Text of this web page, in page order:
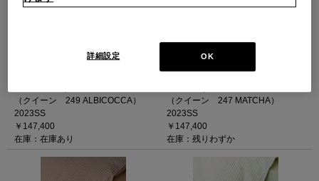
（クイーン 249 ALBICOCCA）
2023SS
￥147,400
在庫：在庫あり
（クイーン 247 MATCHA）
2023SS
￥147,400
在庫：残りわずか
OK
詳細設定